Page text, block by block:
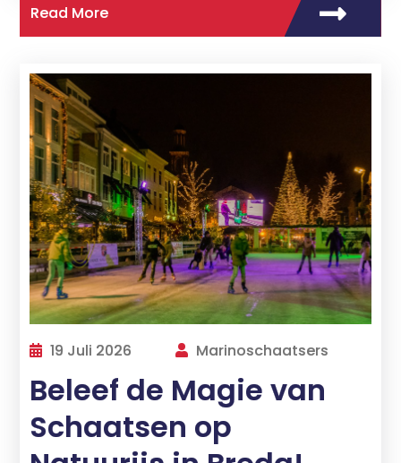
Read More
19 Juli 2026 Marinoschaatsers
Beleef de Magie van
Schaatsen op